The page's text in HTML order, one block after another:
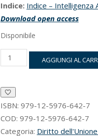
Indice: Indice – Intelligenza
Download open access
Disponibile
Intelligenza
Artificiale
degli
utenti
nel
AGGIUNGI AL
ISBN: 979-12-5976-642-7
COD: 979-12-5976-642-7
Categoria: Diritto